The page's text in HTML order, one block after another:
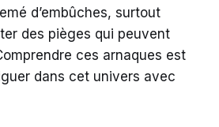
d’embûches, surtout
des pièges qui peuvent
ces arnaques est
dans cet univers avec